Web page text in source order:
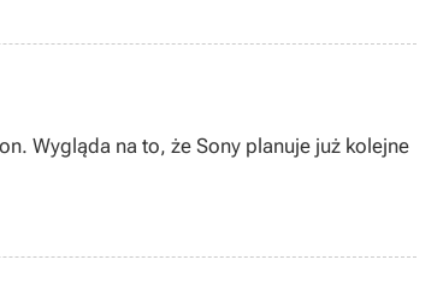
Wygląda na to, że Sony planuje już kolejne